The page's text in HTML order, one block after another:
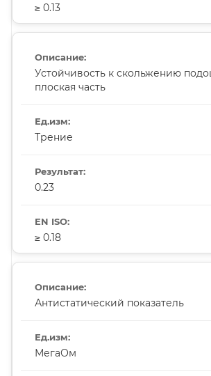
≥ 0.13
Устойчивость к скольжению
плоская часть
Трение
0.23
≥ 0.18
Антистатический показатель
МегаОм